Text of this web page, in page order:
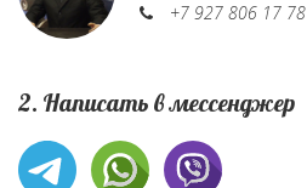
+7 927 806 17 78
2. Написать в мессенджер